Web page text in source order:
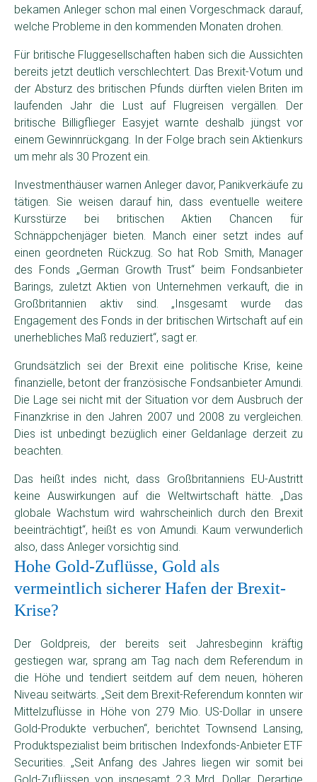
bekamen Anleger schon mal einen Vorgeschmack darauf,
welche Probleme in den kommenden Monaten drohen.
Für britische Fluggesellschaften haben sich die Aussichten
bereits jetzt deutlich verschlechtert. Das Brexit-Votum und
der Absturz des britischen Pfunds dürften vielen Briten im
laufenden Jahr die Lust auf Flugreisen vergällen. Der
britische Billigflieger Easyjet warnte deshalb jüngst vor
einem Gewinnrückgang. In der Folge brach sein Aktienkurs
um mehr als 30 Prozent ein.
Investmenthäuser warnen Anleger davor, Panikverkäufe zu
tätigen. Sie weisen darauf hin, dass eventuelle weitere
Kursstürze bei britischen Aktien Chancen für
Schnäppchenjäger bieten. Manch einer setzt indes auf
einen geordneten Rückzug. So hat Rob Smith, Manager
des Fonds „German Growth Trust“ beim Fondsanbieter
Barings, zuletzt Aktien von Unternehmen verkauft, die in
Großbritannien aktiv sind. „Insgesamt wurde das
Engagement des Fonds in der britischen Wirtschaft auf ein
unerhebliches Maß reduziert“, sagt er.
Grundsätzlich sei der Brexit eine politische Krise, keine
finanzielle, betont der französische Fondsanbieter Amundi.
Die Lage sei nicht mit der Situation vor dem Ausbruch der
Finanzkrise in den Jahren 2007 und 2008 zu vergleichen.
Dies ist unbedingt bezüglich einer Geldanlage derzeit zu
beachten.
Das heißt indes nicht, dass Großbritanniens EU-Austritt
keine Auswirkungen auf die Weltwirtschaft hätte. „Das
globale Wachstum wird wahrscheinlich durch den Brexit
beeinträchtigt“, heißt es von Amundi. Kaum verwunderlich
also, dass Anleger vorsichtig sind.
Hohe Gold-Zuflüsse, Gold als
vermeintlich sicherer Hafen der Brexit-
Krise?
Der Goldpreis, der bereits seit Jahresbeginn kräftig
gestiegen war, sprang am Tag nach dem Referendum in
die Höhe und tendiert seitdem auf dem neuen, höheren
Niveau seitwärts. „Seit dem Brexit-Referendum konnten wir
Mittelzuflüsse in Höhe von 279 Mio. US-Dollar in unsere
Gold-Produkte verbuchen“, berichtet Townsend Lansing,
Produktspezialist beim britischen Indexfonds-Anbieter ETF
Securities. „Seit Anfang des Jahres liegen wir somit bei